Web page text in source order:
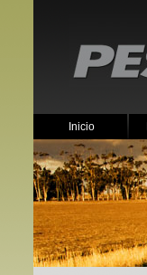
Inicio